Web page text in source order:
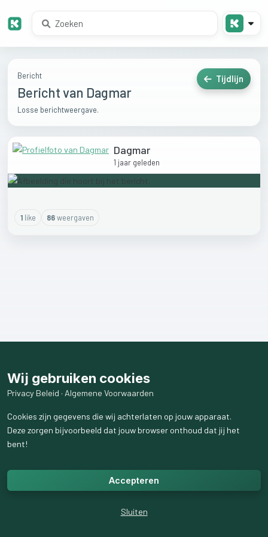
Bericht
Bericht van Dagmar
Losse berichtweergave.
Tijdlijn
Dagmar
1 jaar geleden
1like 86weergaven
Wij gebruiken cookies
Privacy Beleid · Algemene Voorwaarden
Cookies zijn gegevens die wij achterlaten op jouw apparaat.
Deze zorgen bijvoorbeeld dat jouw browser onthoud dat jij het
bent!
Accepteren
Sluiten